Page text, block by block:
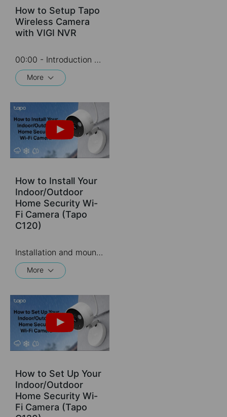
How to Setup Tapo
Wireless Camera
with VIGI NVR
00:00 - Introduction 00:08 - Connection Diagram 00:13 - Setting up the Tapo camera ONVIF account 00:37 - Adding the Tapo camera in the VIGI NVR 02:36 - Fix Tapo camera IP address on router 03:00 - Controlling the Tapo camera from the NVR
More
How to Install Your
Indoor/Outdoor
Home Security Wi-
Fi Camera (Tapo
C120)
Installation and mounting are a breeze with the Tapo C120's strong and adjustable magnetic base while its 9.8 ft. power cord grants you the flexibility to place it virtually anywhere.
More
How to Set Up Your
Indoor/Outdoor
Home Security Wi-
Fi Camera (Tapo